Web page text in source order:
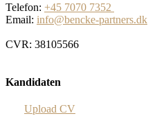
Telefon: +45 7070 7352
Email: info@bencke-partners.dk
CVR: 38105566
Kandidaten
Upload CV